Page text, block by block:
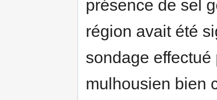
présence de sel
région avait été
sondage
mulhousien bien